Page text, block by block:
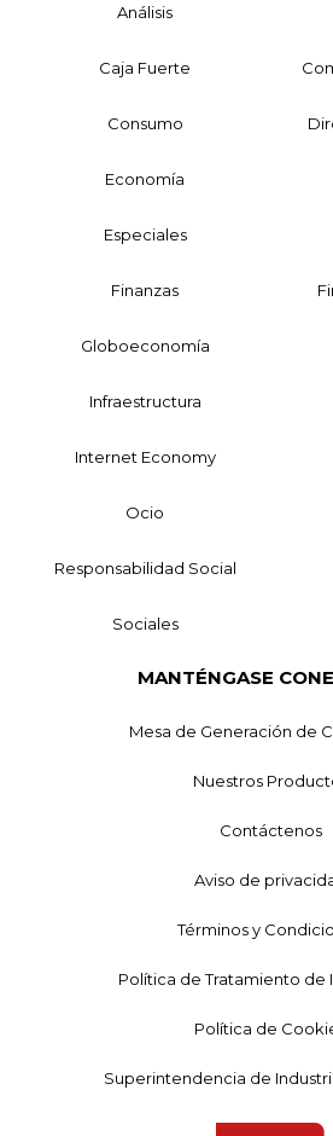
Análisis
Caja Fuerte
Consumo
Economía
Especiales
Finanzas
Globoeconomía
Infraestructura
Internet Economy
Ocio
Responsabilidad Social
Sociales
MANTÉNGASE
Mesa de Generación de
Nuestros
Contáctenos
Aviso de
Términos y
Política de Tratamiento de
Política de
Superintendencia de